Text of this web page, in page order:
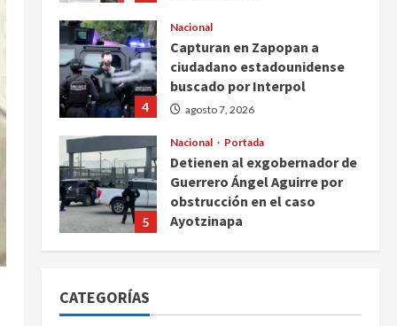
4
Nacional
Capturan en Zapopan a
ciudadano estadounidense
buscado por Interpol
agosto 7, 2026
5
Nacional Portada
Detienen al exgobernador de
Guerrero Ángel Aguirre por
obstrucción en el caso
Ayotzinapa
zona aguacatera y Tierra
CATEGORÍAS